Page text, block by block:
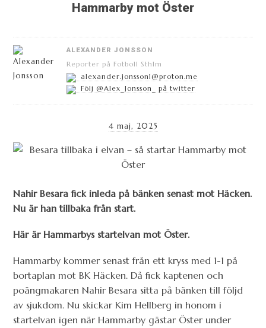
Hammarby mot Öster
ALEXANDER JONSSON
Reporter på Fotboll Sthlm
alexander.jonsson1@proton.me
Följ @Alex_Jonsson_ på twitter
4 maj, 2025
Nahir Besara fick inleda på bänken senast mot Häcken.
Nu är han tillbaka från start.
Här är Hammarbys startelvan mot Öster.
Hammarby kommer senast från ett kryss med 1-1 på
bortaplan mot BK Häcken. Då fick kaptenen och
poängmakaren Nahir Besara sitta på bänken till följd
av sjukdom. Nu skickar Kim Hellberg in honom i
startelvan igen när Hammarby gästar Öster under